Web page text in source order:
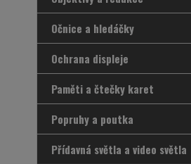
Očnice a hledáčky
Ochrana displeje
Paměti a čtečky karet
Popruhy a poutka
Přídavná světla a video světla